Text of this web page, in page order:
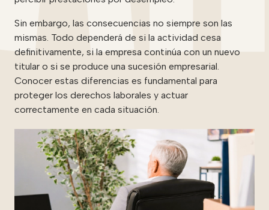
Sin embargo, las consecuencias no siempre son las
mismas. Todo dependerá de si la actividad cesa
definitivamente, si la empresa continúa con un nuevo
titular o si se produce una sucesión empresarial.
Conocer estas diferencias es fundamental para
proteger los derechos laborales y actuar
correctamente en cada situación.